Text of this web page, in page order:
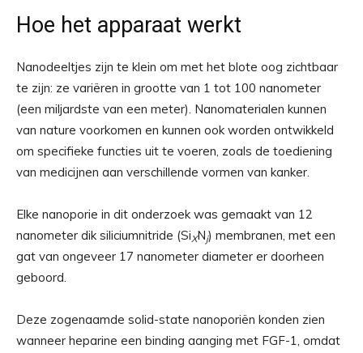
Hoe het apparaat werkt
Nanodeeltjes zijn te klein om met het blote oog zichtbaar
te zijn: ze variëren in grootte van 1 tot 100 nanometer
(een miljardste van een meter). Nanomaterialen kunnen
van nature voorkomen en kunnen ook worden ontwikkeld
om specifieke functies uit te voeren, zoals de toediening
van medicijnen aan verschillende vormen van kanker.
Elke nanoporie in dit onderzoek was gemaakt van 12
nanometer dik siliciumnitride (SiXNj) membranen, met een
gat van ongeveer 17 nanometer diameter er doorheen
geboord.
Deze zogenaamde solid-state nanoporiën konden zien
wanneer heparine een binding aanging met FGF-1, omdat